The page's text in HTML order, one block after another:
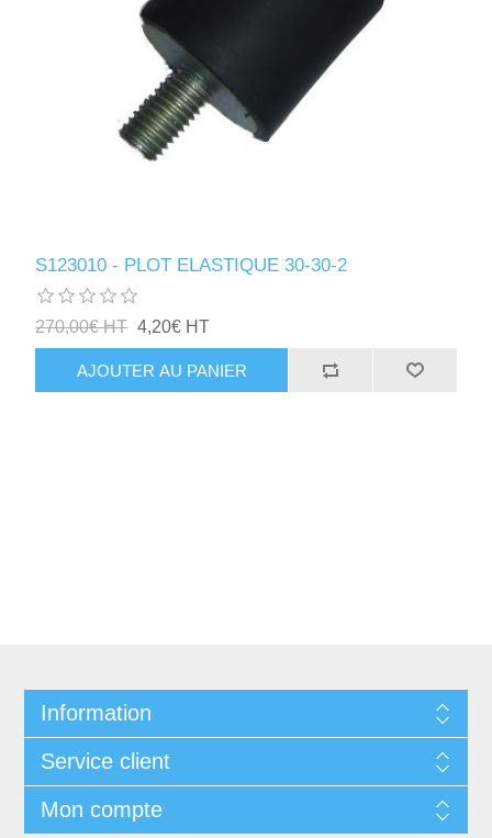
S123010 - PLOT ELASTIQUE 30-30-2
270,00€ HT 4,20€ HT
AJOUTER AU PANIER
Information
Service client
Mon compte